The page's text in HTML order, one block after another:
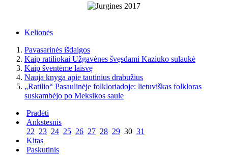
Kelionės
Pavasarinės išdaigos
Kaip ratiliokai Užgavėnes švęsdami Kaziuko sulaukė
Kaip šventėme laisvę
Nauja knyga apie tautinius drabužius
„Ratilio“ Pasaulinėje folkloriadoje: lietuviškas folkloras
suskambėjo po Meksikos saule
Pradėti
Ankstesnis
22 23 24 25 26 27 28 29 30 31
Kitas
Paskutinis